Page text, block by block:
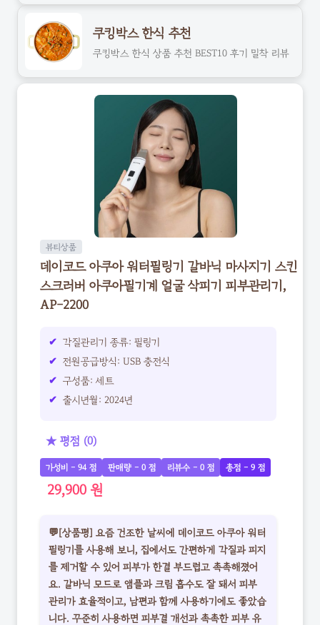
쿠킹박스 한식 추천
쿠킹박스 한식 상품 추천 BEST10 후기 밀착 리뷰
뷰티상품
데이코드 아쿠아 워터필링기 갈바닉 마사지기 스킨
스크러버 아쿠아필기계 얼굴 삭피기 피부관리기,
AP-2200
각질관리기 종류: 필링기
전원공급방식: USB 충전식
구성품: 세트
출시년월: 2024년
★ 평점 (0)
가성비 - 94 점 판매량 - 0 점 리뷰수 - 0 점 총점 - 9 점
29,900 원
💬[상품평] 요즘 건조한 날씨에 데이코드 아쿠아 워터
필링기를 사용해 보니, 집에서도 간편하게 각질과 피지
를 제거할 수 있어 피부가 한결 부드럽고 촉촉해졌어
요. 갈바닉 모드로 앰플과 크림 흡수도 잘 돼서 피부
관리가 효율적이고, 남편과 함께 사용하기에도 좋았습
니다. 꾸준히 사용하면 피부결 개선과 촉촉한 피부 유